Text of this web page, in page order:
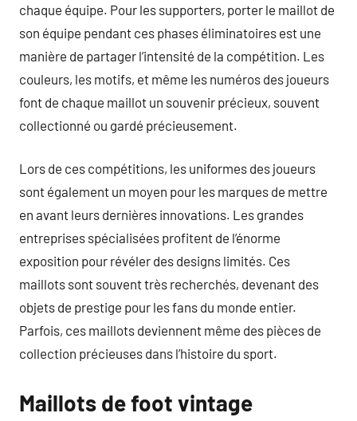
chaque équipe. Pour les supporters, porter le maillot de
son équipe pendant ces phases éliminatoires est une
manière de partager l’intensité de la compétition. Les
couleurs, les motifs, et même les numéros des joueurs
font de chaque maillot un souvenir précieux, souvent
collectionné ou gardé précieusement.
Lors de ces compétitions, les uniformes des joueurs
sont également un moyen pour les marques de mettre
en avant leurs dernières innovations. Les grandes
entreprises spécialisées profitent de l’énorme
exposition pour révéler des designs limités. Ces
maillots sont souvent très recherchés, devenant des
objets de prestige pour les fans du monde entier.
Parfois, ces maillots deviennent même des pièces de
collection précieuses dans l’histoire du sport.
Maillots de foot vintage